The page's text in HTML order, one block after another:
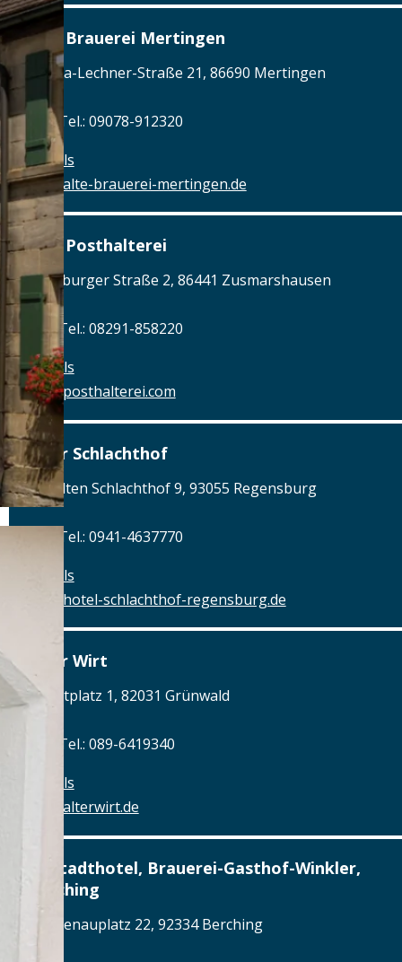
Alte Brauerei Mertingen
Hilaria-Lechner-Straße 21, 86690 Mertingen
Tel.: Tel.: 09078-912320
Details
www.alte-brauerei-mertingen.de
Alte Posthalterei
Augsburger Straße 2, 86441 Zusmarshausen
Tel.: Tel.: 08291-858220
Details
www.posthalterei.com
Alter Schlachthof
Am Alten Schlachthof 9, 93055 Regensburg
Tel.: Tel.: 0941-4637770
Details
www.hotel-schlachthof-regensburg.de
Alter Wirt
Marktplatz 1, 82031 Grünwald
Tel.: Tel.: 089-6419340
Details
www.alterwirt.de
Altstadthotel, Brauerei-Gasthof-Winkler,
Berching
Reichenauplatz 22, 92334 Berching